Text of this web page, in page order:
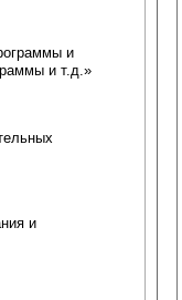
и
и т.д.»
и